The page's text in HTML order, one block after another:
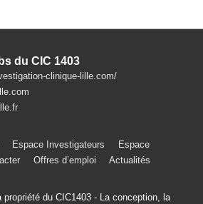
du CIC 1403
clinique-lille.com/
Espace Investigateurs
Espace
Offres d’emploi Actualités
du CIC1403 - La conception, la